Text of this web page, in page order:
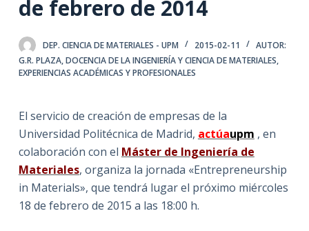
de febrero de 2014
DEP. CIENCIA DE MATERIALES - UPM 2015-02-11
AUTOR:
G.R. PLAZA,DOCENCIA DE LA INGENIERÍA Y CIENCIA DE MATERIALES,
EXPERIENCIAS ACADÉMICAS Y PROFESIONALES
El servicio de creación de empresas de la
Universidad Politécnica de Madrid, actúaupm , en
colaboración con el Máster de Ingeniería de
Materiales, organiza la jornada «Entrepreneurship
in Materials», que tendrá lugar el próximo miércoles
18 de febrero de 2015 a las 18:00 h.